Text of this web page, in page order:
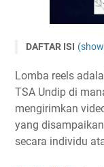
DAFTAR ISI
Tema dan
Timeline
Ketentuan
Ketentuan
Lomba reels
TSA Undip di
mengirimkan
yang
secara individu